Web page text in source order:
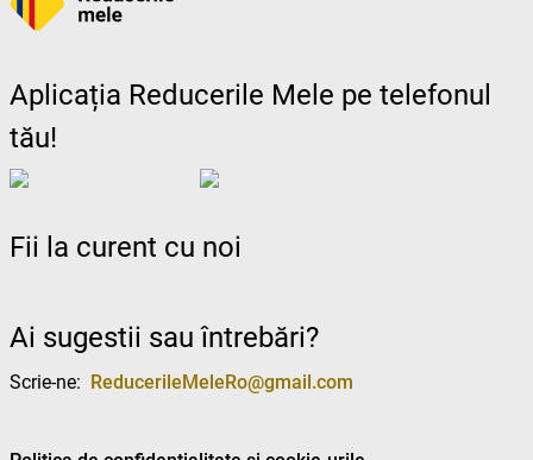
Aplicația Reducerile Mele pe telefonul
tău!
Fii la curent cu noi
Ai sugestii sau întrebări?
Scrie-ne: ReducerileMeleRo@gmail.com